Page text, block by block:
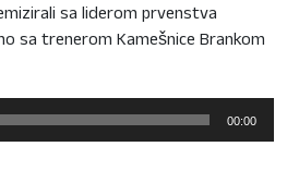
sa liderom prvenstva
sa trenerom Kamešnice Brankom
00:00